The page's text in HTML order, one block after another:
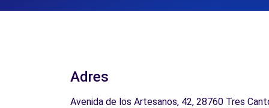
Adres
Avenida de los Artesanos, 42, 28760 Tres